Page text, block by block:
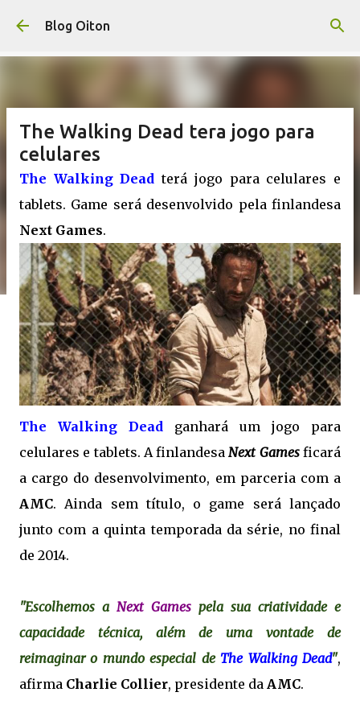
Pular para o conteúdo principal
Blog Oiton
The Walking Dead tera jogo para
celulares
The Walking Dead terá jogo para celulares e
tablets. Game será desenvolvido pela finlandesa
Next Games.
The Walking Dead ganhará um jogo para
celulares e tablets. A finlandesaNext Gamesficará
a cargo do desenvolvimento, em parceria com a
AMC. Ainda sem título, o game será lançado
junto com a quinta temporada da série, no final
de 2014.
"Escolhemos a Next Games pela sua criatividade e
capacidade técnica, além de uma vontade de
reimaginar o mundo especial de The Walking Dead",
afirma Charlie Collier, presidente da AMC.